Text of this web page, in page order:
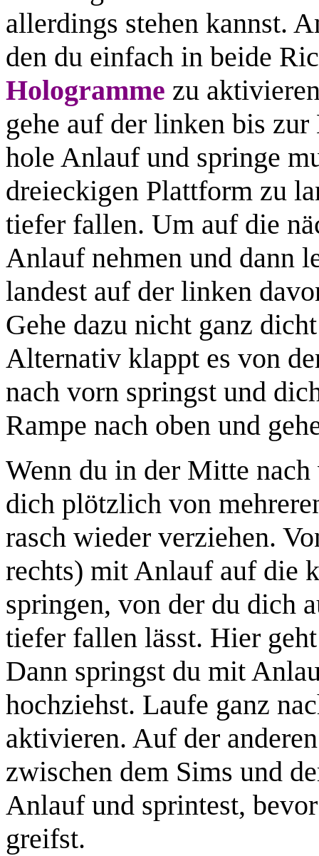
allerdings stehen kannst.
den du einfach in beide
Hologramme zu
gehe auf der linken bis
hole Anlauf und springe
dreieckigen Plattform zu
tiefer fallen. Um auf die
Anlauf nehmen und dann
landest auf der linken
Gehe dazu nicht ganz
Alternativ klappt es von
nach vorn springst und
Rampe nach oben und
Wenn du in der Mitte
dich plötzlich von
rasch wieder verziehen.
rechts) mit Anlauf auf die
springen, von der du dich
tiefer fallen lässt. Hier
Dann springst du mit
hochziehst. Laufe ganz
aktivieren. Auf der
zwischen dem Sims und
Anlauf und sprintest,
greifst.